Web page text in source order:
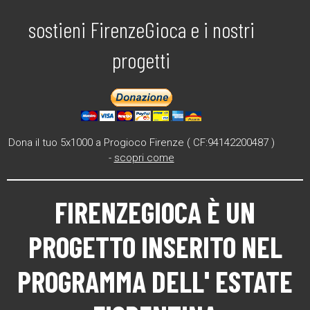
sostieni FirenzeGioca e i nostri
progetti
Dona il tuo 5x1000 a Progioco Firenze ( CF:94142200487 )
- scopri come
FIRENZEGIOCA È UN
PROGETTO INSERITO NEL
PROGRAMMA DELL' ESTATE